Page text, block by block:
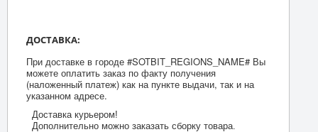
ДОСТАВКА:
При доставке в городе #SOTBIT_REGIONS_NAME# Вы
можете оплатить заказ по факту получения
(наложенный платеж) как на пункте выдачи, так и на
указанном адресе.
Доставка курьером!
Дополнительно можно заказать сборку товара.